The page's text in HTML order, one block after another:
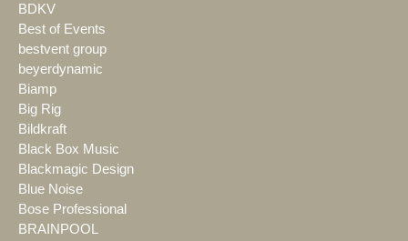
BDKV
Best of Events
bestvent group
beyerdynamic
Biamp
Big Rig
Bildkraft
Black Box Music
Blackmagic Design
Blue Noise
Bose Professional
BRAINPOOL